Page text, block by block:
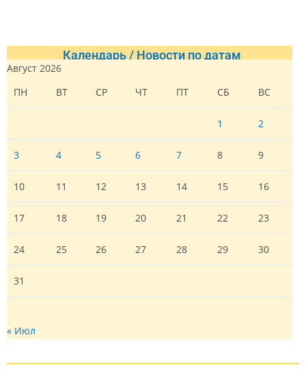
Календарь / Новости по датам
Август 2026
ПН
ВТ СР ЧТ ПТ СБ ВС
1 2
3 4 5 6 7 8 9
10 11 12 13 14 15 16
17 18 19 20 21 22 23
24 25 26 27 28 29 30
31
« Июл